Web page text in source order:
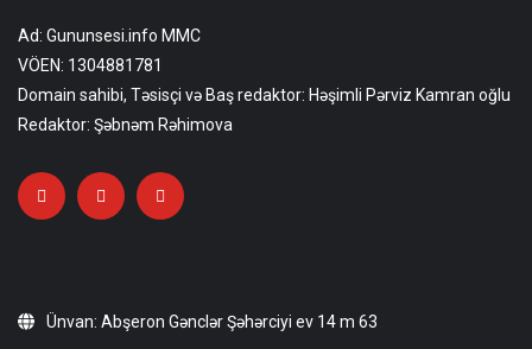
Ad: Gununsesi.info MMC
VÖEN: 1304881781
Domain sahibi, Təsisçi və Baş redaktor: Həşimli Pərviz Kamran oğlu
Redaktor: Şəbnəm Rəhimova
Ünvan: Abşeron Gənclər Şəhərciyi ev 14 m 63